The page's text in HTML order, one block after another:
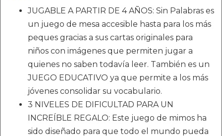
JUGABLE A PARTIR DE 4 AÑOS: Sin Palabras es
un juego de mesa accesible hasta para los más
peques gracias a sus cartas originales para
niños con imágenes que permiten jugar a
quienes no saben todavía leer. También es un
JUEGO EDUCATIVO ya que permite a los más
jóvenes consolidar su vocabulario.
3 NIVELES DE DIFICULTAD PARA UN
INCREÍBLE REGALO: Este juego de mimos ha
sido diseñado para que todo el mundo pueda